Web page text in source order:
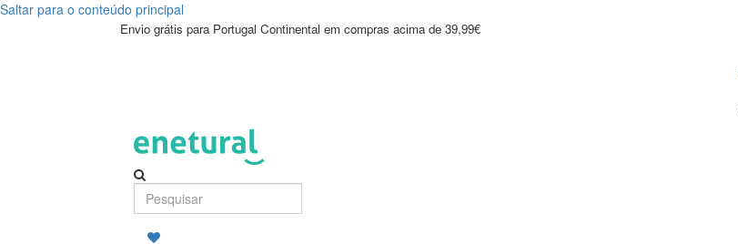
Saltar para o conteúdo principal
Envio grátis para Portugal Continental em compras acima de 39,99€